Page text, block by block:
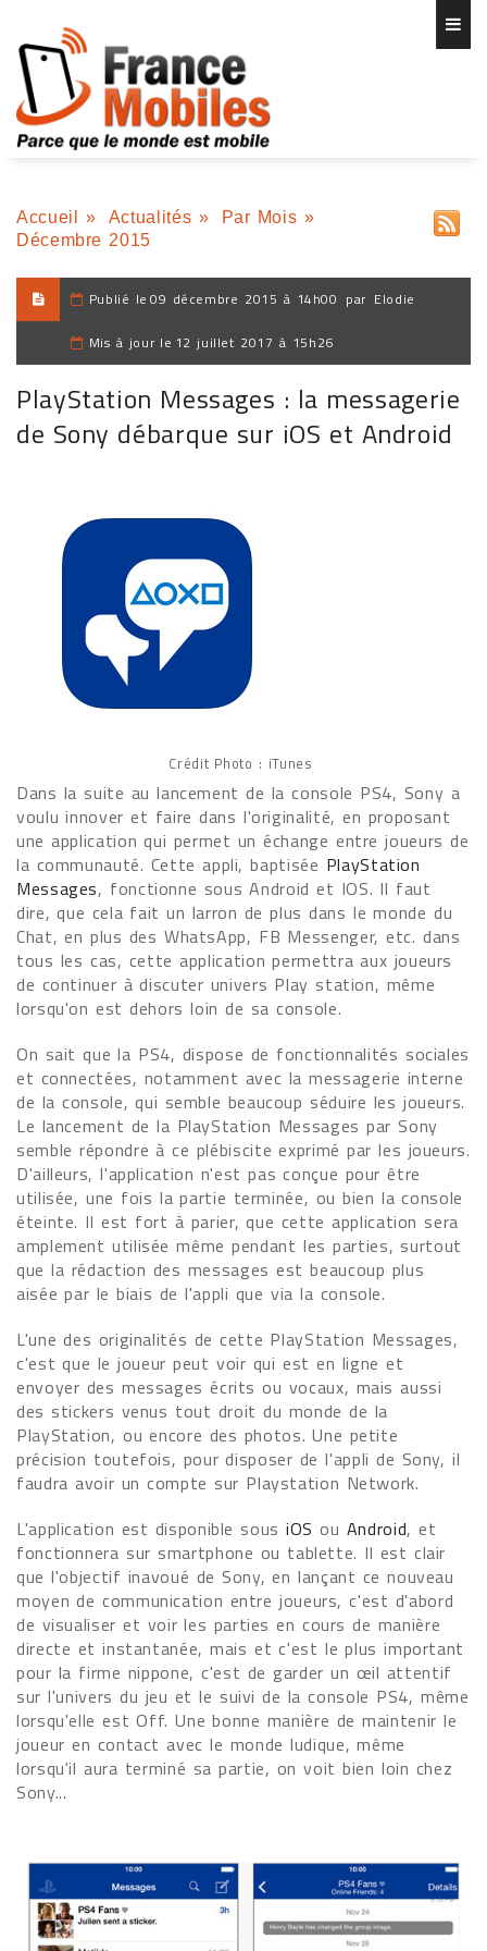
Accueil » Actualités » Par Mois »
Décembre 2015
Publié le 09 décembre 2015 à 14h00 par Elodie
Mis à jour le 12 juillet 2017 à 15h26
PlayStation Messages : la messagerie
de Sony débarque sur iOS et Android
Crédit Photo : iTunes
Dans la suite au lancement de la console PS4, Sony a
voulu innover et faire dans l'originalité, en proposant
une application qui permet un échange entre joueurs de
la communauté. Cette appli, baptisée PlayStation
Messages, fonctionne sous Android et IOS. Il faut
dire, que cela fait un larron de plus dans le monde du
Chat, en plus des WhatsApp, FB Messenger, etc. dans
tous les cas, cette application permettra aux joueurs
de continuer à discuter univers Play station, même
lorsqu'on est dehors loin de sa console.
On sait que la PS4, dispose de fonctionnalités sociales
et connectées, notamment avec la messagerie interne
de la console, qui semble beaucoup séduire les joueurs.
Le lancement de la PlayStation Messages par Sony
semble répondre à ce plébiscite exprimé par les joueurs.
D'ailleurs, l'application n'est pas conçue pour être
utilisée, une fois la partie terminée, ou bien la console
éteinte. Il est fort à parier, que cette application sera
amplement utilisée même pendant les parties, surtout
que la rédaction des messages est beaucoup plus
aisée par le biais de l'appli que via la console.
L'une des originalités de cette PlayStation Messages,
c'est que le joueur peut voir qui est en ligne et
envoyer des messages écrits ou vocaux, mais aussi
des stickers venus tout droit du monde de la
PlayStation, ou encore des photos. Une petite
précision toutefois, pour disposer de l'appli de Sony, il
faudra avoir un compte sur Playstation Network.
L'application est disponible sous iOSou Android, et
fonctionnera sur smartphone ou tablette. Il est clair
que l'objectif inavoué de Sony, en lançant ce nouveau
moyen de communication entre joueurs, c'est d'abord
de visualiser et voir les parties en cours de manière
directe et instantanée, mais et c'est le plus important
pour la firme nippone, c'est de garder un œil attentif
sur l'univers du jeu et le suivi de la console PS4, même
lorsqu'elle est Off. Une bonne manière de maintenir le
joueur en contact avec le monde ludique, même
lorsqu'il aura terminé sa partie, on voit bien loin chez
Sony...